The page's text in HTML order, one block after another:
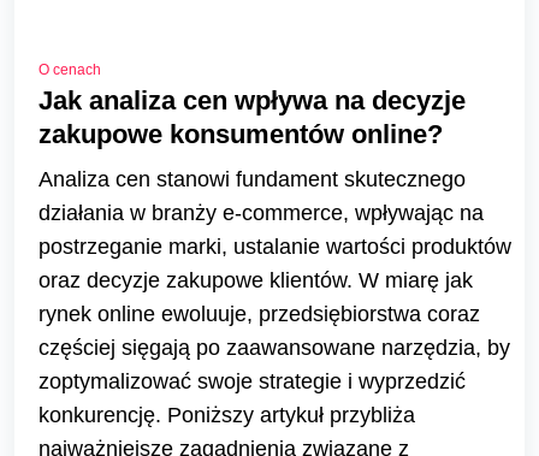
O cenach
Jak analiza cen wpływa na decyzje
zakupowe konsumentów online?
Analiza cen stanowi fundament skutecznego
działania w branży e-commerce, wpływając na
postrzeganie marki, ustalanie wartości produktów
oraz decyzje zakupowe klientów. W miarę jak
rynek online ewoluuje, przedsiębiorstwa coraz
częściej sięgają po zaawansowane narzędzia, by
zoptymalizować swoje strategie i wyprzedzić
konkurencję. Poniższy artykuł przybliża
najważniejsze zagadnienia związane z